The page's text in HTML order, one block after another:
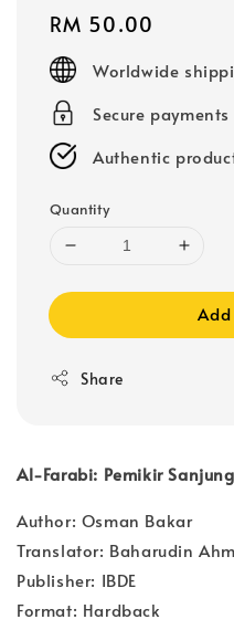
Regular
price
RM 50.00
Worldwide
Secure payments
Authentic
Quantity
Share
Al-Farabi: Pemikir
Author: Osman Bakar
Translator: Baharudin
Publisher: IBDE
Format: Hardback